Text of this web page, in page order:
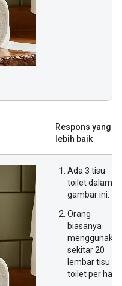
Respons yang
lebih baik
Ada 3 tisu
toilet dalam
gambar ini.
Orang
biasanya
menggunakan
sekitar 20
lembar tisu
toilet per hari.